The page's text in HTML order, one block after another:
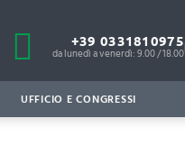
+39 0331810975
da lunedì a venerdì: 9.00 / 18.00
UFFICIO E CONGRESSI